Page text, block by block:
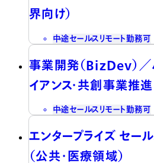
界向け）
中途セールス リモート勤務可
事業開発（BizDev）／
イアンス・共創事業推進
中途セールス リモート勤務可
エンタープライズ セー
（公共・医療領域）